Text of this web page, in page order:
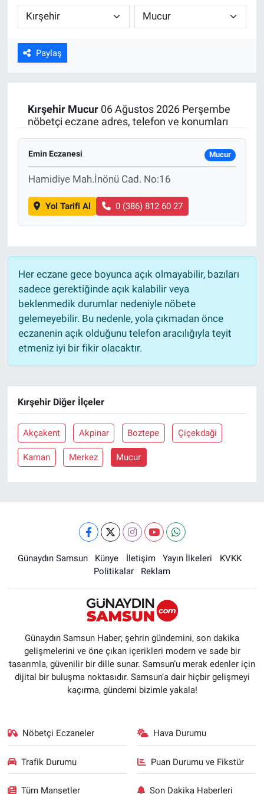
Paylaş
Kırşehir Mucur06 Ağustos 2026 Perşembe
nöbetçi eczane adres, telefon ve konumları
Emin Eczanesi Mucur
Hamidiye Mah.İnönü Cad. No:16
Yol Tarifi Al 0 (386) 812 60 27
Her eczane gece boyunca açık olmayabilir, bazıları
sadece gerektiğinde açık kalabilir veya
beklenmedik durumlar nedeniyle nöbete
gelemeyebilir. Bu nedenle, yola çıkmadan önce
eczanenin açık olduğunu telefon aracılığıyla teyit
etmeniz iyi bir fikir olacaktır.
Kırşehir Diğer İlçeler
Akçakent Akpinar Boztepe Çiçekdaği
Kaman Merkez Mucur
Günaydın Samsun Künye İletişim Yayın İlkeleri
KVKK
Politikalar
Reklam
Günaydın Samsun Haber; şehrin gündemini, son dakika
gelişmelerini ve öne çıkan içerikleri modern ve sade bir
tasarımla, güvenilir bir dille sunar. Samsun’u merak edenler için
dijital bir buluşma noktasıdır. Samsun’a dair hiçbir gelişmeyi
kaçırma, gündemi bizimle yakala!
Nöbetçi Eczaneler Hava Durumu
Trafik Durumu Puan Durumu ve Fikstür
Tüm Manşetler Son Dakika Haberleri
Kültür Sanat
Bilim ve Teknoloji